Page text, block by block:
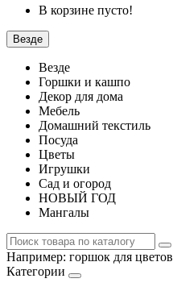
В корзине пусто!
Везде
Везде
Горшки и кашпо
Декор для дома
Мебель
Домашний текстиль
Посуда
Цветы
Игрушки
Сад и огород
НОВЫЙ ГОД
Мангалы
Например: горшок для цветов
Категории